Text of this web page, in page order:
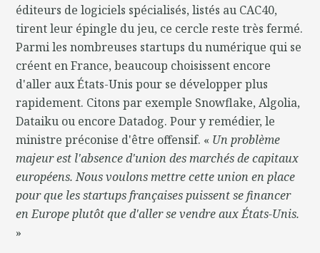
éditeurs de logiciels spécialisés, listés au CAC40,
tirent leur épingle du jeu, ce cercle reste très fermé.
Parmi les nombreuses startups du numérique qui se
créent en France, beaucoup choisissent encore
d'aller aux États-Unis pour se développer plus
rapidement. Citons par exemple Snowflake, Algolia,
Dataiku ou encore Datadog. Pour y remédier, le
ministre préconise d'être offensif. « Un problème
majeur est l'absence d'union des marchés de capitaux
européens. Nous voulons mettre cette union en place
pour que les startups françaises puissent se financer
en Europe plutôt que d'aller se vendre aux États-Unis.
»